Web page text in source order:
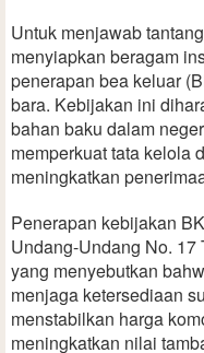
Untuk menjawab
menyiapkan beragam
penerapan bea keluar
bara. Kebijakan ini
bahan baku dalam
memperkuat tata kelola
meningkatkan
Penerapan kebijakan
Undang-Undang No. 17
yang menyebutkan
menjaga ketersediaan
menstabilkan harga
meningkatkan nilai